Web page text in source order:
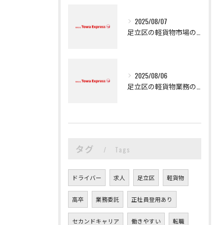
2025/08/07
2025/08/06
タグ Tags
ドライバー 求人 足立区 軽貨物
高卒 業務委託 正社員登用あり
セカンドキャリア 働きやすい 転職